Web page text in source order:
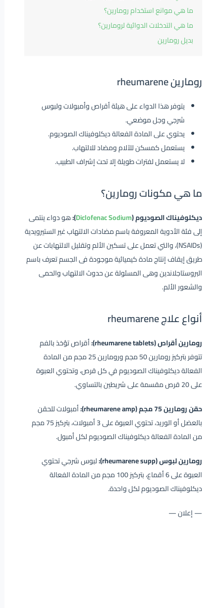
ما هي موانع استخدام رومارين؟
ما هي التدخلات الدوائية لرومارين؟
بديل رومارين
رومارين rheumarene
يتوفر هذا الدواء على هيئة أقراص وأمبولات ولبوس
شرجي وجل موضعي.
يحتوي على المادة الفعالة ديكلوفيناك الصوديوم.
يستعمل كمسكن للآلام ومضاد للالتهاب.
لا يستعمل لفترات طويلة إلا تحت إشراف الطبيب.
ما هي مكونات رومارين؟
ديكلوفيناك الصوديوم (Diclofenac Sodium
):هو دواء ينتمى
إلى فئة الأدوية المعروفة باسم مضادات الالتهاب غير الستيرويدية
(NSAIDs)، والتي تعمل على تسكين الألم وتقليل الالتهابات عن
طريق إيقاف إنتاج مادة كيميائية موجودة فى الجسم تعرف باسم
البروستاجلاندين وهى المسئولة عن حدوث الالتهاب والحمى
والشعور الألم.
أنواع علاج rheumarene
رومارين أقراص (rheumarene tablets):
أقراص تؤخذ بالفم
تتوفر بتركيزرومارين 50 مجم ورومارين
25 مجم من المادة
الفعالة ديكلوفيناك الصوديوم في كل قرص، وتحتوي العبوة
على 20 قرص مقسمة على شريطين بالتساوي.
حقن رومارين 75 مجم (rheumarene amp):
أمبولات للحقن
بالعضل أو الوريد، تحتوي العبوة على 3 أمبولات، بتركيز 75 مجم
من المادة الفعالة ديكلوفيناك الصوديوم لكل أمبول.
رومارين لبوس (rheumarene supp):
لبوس شرجي تحتوي
العبوة على 6 أقماع، بتركيز 100 مجم من المادة الفعالة
ديكلوفيناك الصوديوم لكل واحدة.
— إعلان —